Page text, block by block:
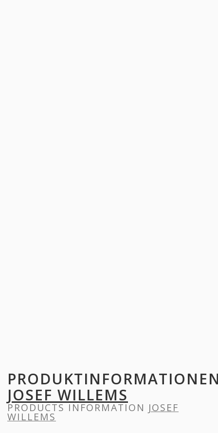
JOSEF WILLEMS
PRODUCTS INFORMATION JOSEF
WILLEMS